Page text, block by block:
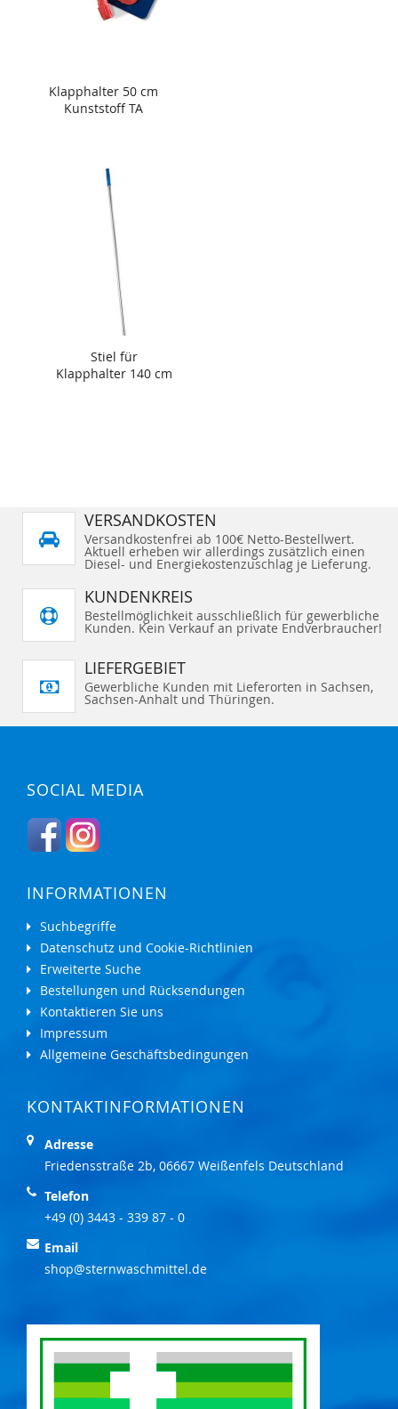
Klapphalter 50 cm
Kunststoff TA
Stiel für
Klapphalter 140 cm
VERSANDKOSTEN
Versandkostenfrei ab 100€ Netto-Bestellwert.
Aktuell erheben wir allerdings zusätzlich einen
Diesel- und Energiekostenzuschlag je Lieferung.
KUNDENKREIS
Bestellmöglichkeit ausschließlich für gewerbliche
Kunden. Kein Verkauf an private Endverbraucher!
LIEFERGEBIET
Gewerbliche Kunden mit Lieferorten in Sachsen,
Sachsen-Anhalt und Thüringen.
SOCIAL MEDIA
INFORMATIONEN
Suchbegriffe
Datenschutz und Cookie-Richtlinien
Erweiterte Suche
Bestellungen und Rücksendungen
Kontaktieren Sie uns
Impressum
Allgemeine Geschäftsbedingungen
KONTAKTINFORMATIONEN
Adresse
Friedensstraße 2b, 06667 Weißenfels Deutschland
Telefon
+49 (0) 3443 - 339 87 - 0
Email
shop@sternwaschmittel.de